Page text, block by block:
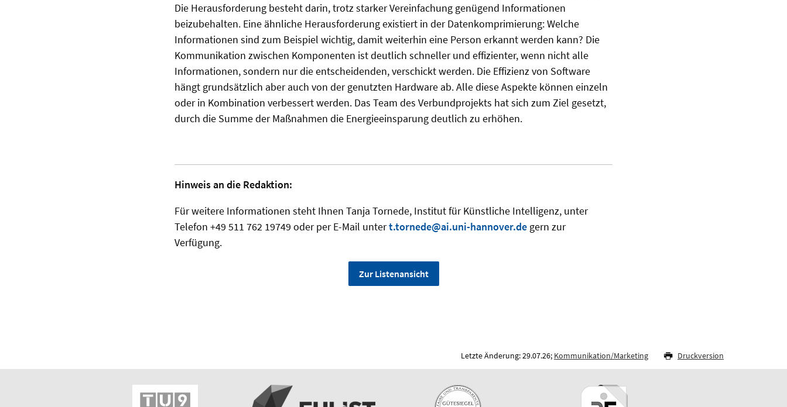
Die Herausforderung besteht darin, trotz starker Vereinfachung genügend Informationen
beizubehalten. Eine ähnliche Herausforderung existiert in der Datenkomprimierung: Welche
Informationen sind zum Beispiel wichtig, damit weiterhin eine Person erkannt werden kann? Die
Kommunikation zwischen Komponenten ist deutlich schneller und effizienter, wenn nicht alle
Informationen, sondern nur die entscheidenden, verschickt werden. Die Effizienz von Software
hängt grundsätzlich aber auch von der genutzten Hardware ab. Alle diese Aspekte können einzeln
oder in Kombination verbessert werden. Das Team des Verbundprojekts hat sich zum Ziel gesetzt,
durch die Summe der Maßnahmen die Energieeinsparung deutlich zu erhöhen.
Hinweis an die Redaktion:
Für weitere Informationen steht Ihnen Tanja Tornede, Institut für Künstliche Intelligenz, unter
Telefon +49 511 762 19749 oder per E-Mail untert.tornede@ai.uni-hannover.de gern zur
Verfügung.
Zur Listenansicht
Letzte Änderung: 29.07.26; Kommunikation/Marketing Druckversion